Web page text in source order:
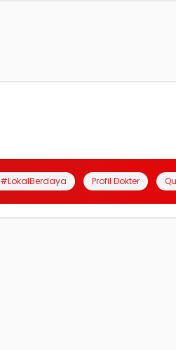
#LokalBerdaya Profil Dokter